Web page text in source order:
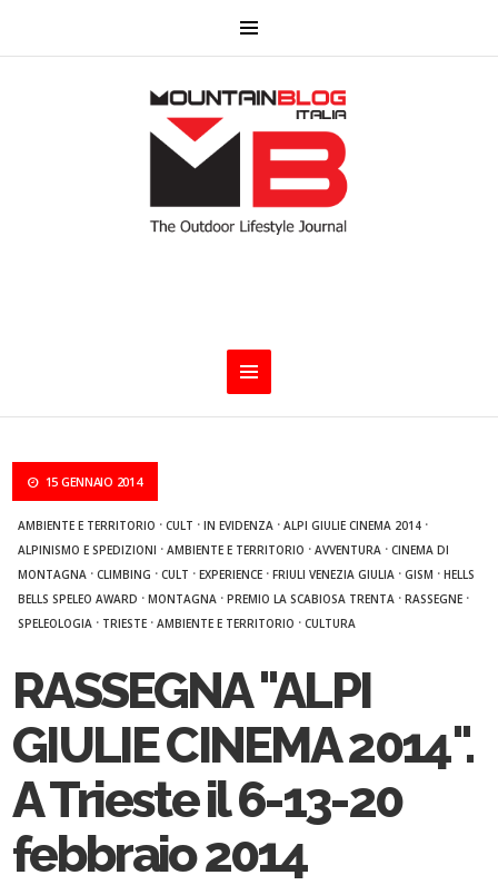
15 GENNAIO 2014
AMBIENTE E TERRITORIO ·CULT ·IN EVIDENZA ·ALPI GIULIE CINEMA 2014 ·
ALPINISMO E SPEDIZIONI ·AMBIENTE E TERRITORIO ·AVVENTURA ·CINEMA DI
MONTAGNA ·CLIMBING ·CULT ·EXPERIENCE ·FRIULI VENEZIA GIULIA ·GISM ·HELLS
BELLS SPELEO AWARD ·MONTAGNA ·PREMIO LA SCABIOSA TRENTA ·RASSEGNE ·
SPELEOLOGIA · TRIESTE ·AMBIENTE E TERRITORIO ·CULTURA
RASSEGNA "ALPI
GIULIE CINEMA 2014".
A Trieste il 6-13-20
febbraio 2014